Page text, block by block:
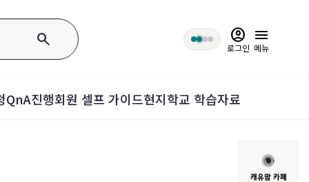
search account_circle
로그인
menu
메뉴
QnA진행회원 셀프 가이드현지학교 학습자료
캐유맘 카페